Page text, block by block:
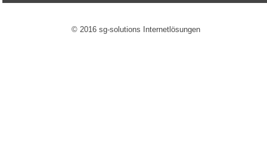
© 2016 sg-solutions Internetlösungen